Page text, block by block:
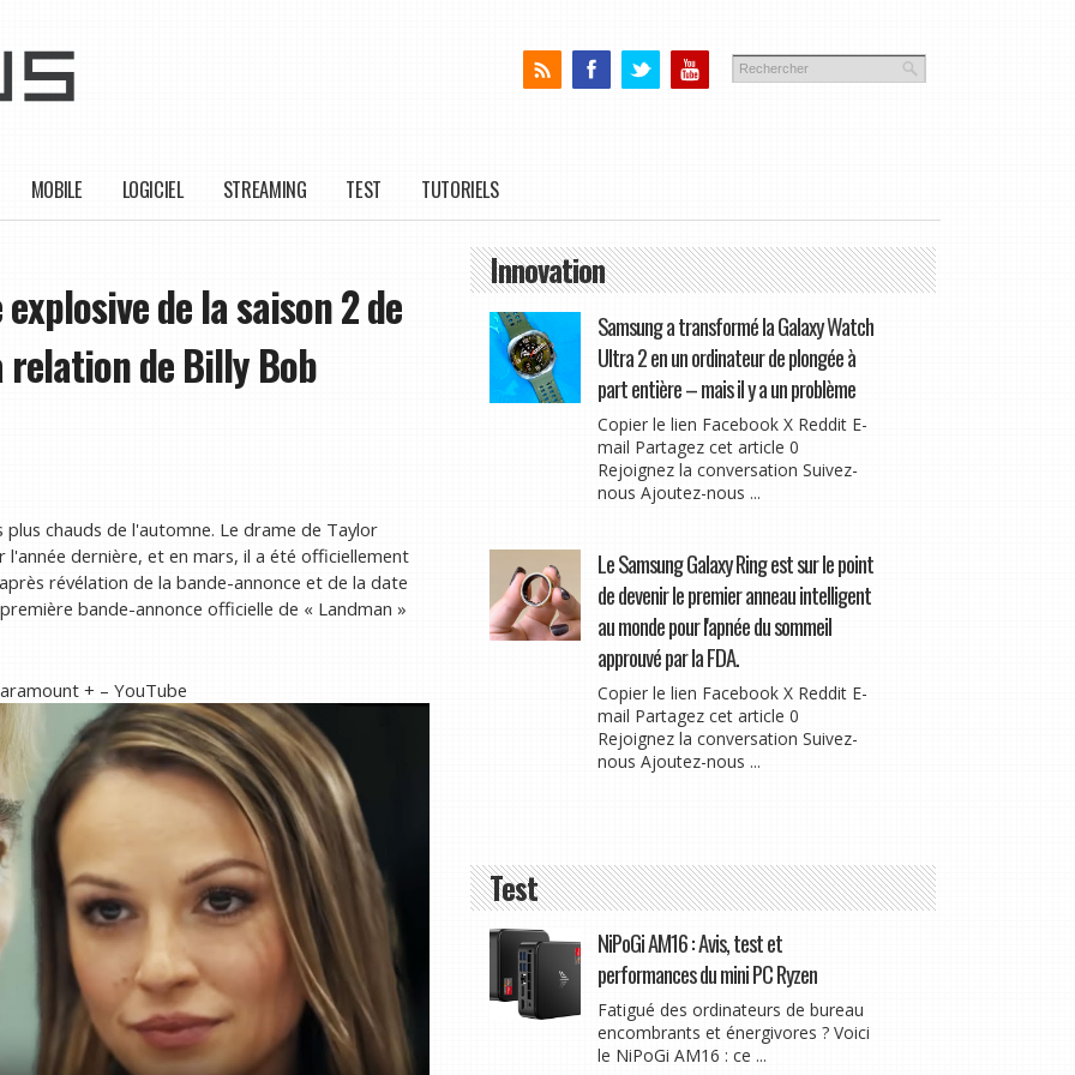
MOBILE LOGICIEL STREAMING TEST TUTORIELS
de la saison 2 de
relation de Billy Bob
chauds de l'automne. Le drame de Taylor
l'année dernière, et en mars, il a été officiellement
révélation de la bande-annonce et de la date
bande-annonce officielle de « Landman »
+ – YouTube
Innovation
Samsung a transformé la Galaxy Watch
Ultra 2 en un ordinateur de plongée à
part entière – mais il y a un problème
Copier le lien Facebook X Reddit E-
mail Partagez cet article 0
Rejoignez la conversation Suivez-
nous Ajoutez-nous ...
Le Samsung Galaxy Ring est sur le point
de devenir le premier anneau intelligent
au monde pour l'apnée du sommeil
approuvé par la FDA.
Copier le lien Facebook X Reddit E-
mail Partagez cet article 0
Rejoignez la conversation Suivez-
nous Ajoutez-nous ...
Test
NiPoGi AM16 : Avis, test et
performances du mini PC Ryzen
Fatigué des ordinateurs de bureau
encombrants et énergivores ? Voici
le NiPoGi AM16 : ce ...